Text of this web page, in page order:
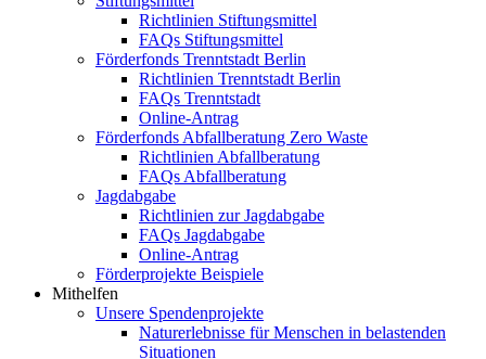
Richtlinien Stiftungsmittel
FAQs Stiftungsmittel
Förderfonds Trenntstadt Berlin
Richtlinien Trenntstadt Berlin
FAQs Trenntstadt
Online-Antrag
Förderfonds Abfallberatung Zero Waste
Richtlinien Abfallberatung
FAQs Abfallberatung
Jagdabgabe
Richtlinien zur Jagdabgabe
FAQs Jagdabgabe
Online-Antrag
Förderprojekte Beispiele
Mithelfen
Unsere Spendenprojekte
Naturerlebnisse für Menschen in belastenden
Situationen